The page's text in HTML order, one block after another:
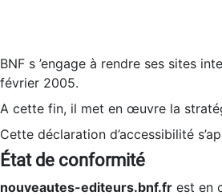
BNF s ’engage à rendre ses sites
février 2005.
A cette fin, il met en œuvre la
Cette déclaration d’accessibilité
État de conformité
nouveautes-editeurs.bnf.fr est en